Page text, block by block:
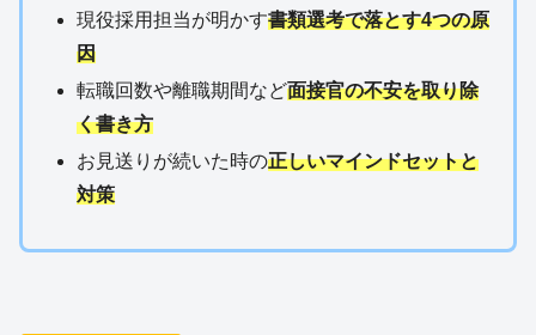
現役採用担当が明かす書類選考で落とす4つの原
因
転職回数や離職期間など面接官の不安を取り除
く書き方
お見送りが続いた時の正しいマインドセットと
対策